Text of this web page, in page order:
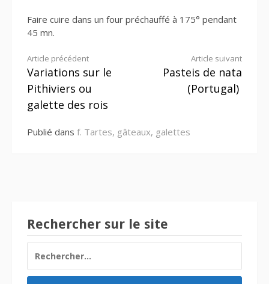
Faire cuire dans un four préchauffé à 175° pendant
45 mn.
Lire
la
suite
Article précédent
Variations sur le
Pithiviers ou
galette des rois
Article suivant
Pasteis de nata
(Portugal)
Publié dans f. Tartes, gâteaux, galettes
Rechercher sur le site